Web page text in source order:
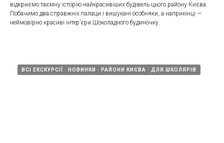
відкриємо таємну історію найкрасивіших будівель цього району Києва.
Побачимо два справжніх палаци і вишукані особняки, а наприкінці —
неймовірно красиві інтер’єри Шоколадного будиночку.
ВСІ ЕКСКУРСІЇ НОВИНКИ РАЙОНИ КИЄВА ДЛЯ ШКОЛЯРІВ